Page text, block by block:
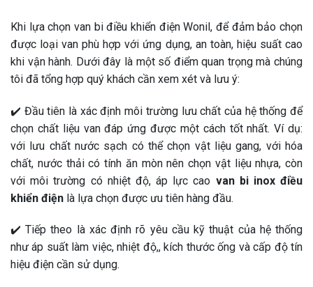
Khi lựa chọn van bi điều khiển điện Wonil, để đảm bảo chọn
được loại van phù hợp với ứng dụng, an toàn, hiệu suất cao
khi vận hành. Dưới đây là một số điểm quan trọng mà chúng
tôi đã tổng hợp quý khách cần xem xét và lưu ý:
✔️ Đầu tiên là xác định môi trường lưu chất của hệ thống để
chọn chất liệu van đáp ứng được một cách tốt nhất. Ví dụ:
với lưu chất nước sạch có thể chọn vật liệu gang, với hóa
chất, nước thải có tính ăn mòn nên chọn vật liệu nhựa, còn
với môi trường có nhiệt độ, áp lực cao van bi inox điều
khiển điện là lựa chọn được ưu tiên hàng đầu.
✔️ Tiếp theo là xác định rõ yêu cầu kỹ thuật của hệ thống
như áp suất làm việc, nhiệt độ,, kích thước ống và cấp độ tín
hiệu điện cần sử dụng.